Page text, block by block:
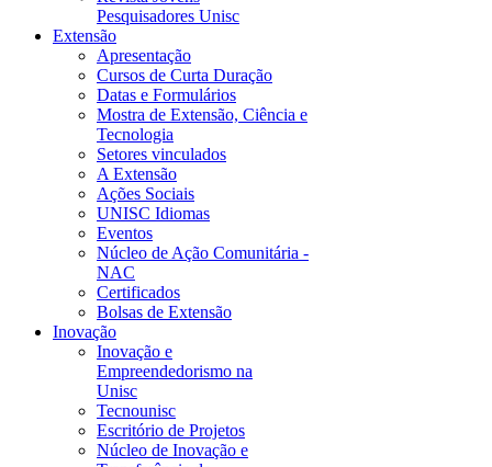
Pesquisadores Unisc
Extensão
Apresentação
Cursos de Curta Duração
Datas e Formulários
Mostra de Extensão, Ciência e
Tecnologia
Setores vinculados
A Extensão
Ações Sociais
UNISC Idiomas
Eventos
Núcleo de Ação Comunitária -
NAC
Certificados
Bolsas de Extensão
Inovação
Inovação e
Empreendedorismo na
Unisc
Tecnounisc
Escritório de Projetos
Núcleo de Inovação e